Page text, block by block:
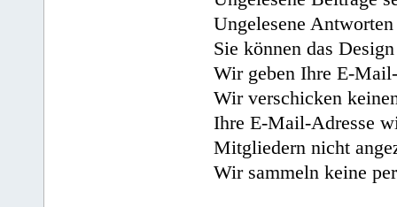
Ungelesene
Sie können das
Wir geben Ihre E-
Wir verschicken
Ihre E-Mail-Adresse
Mitgliedern nicht
Wir sammeln keine